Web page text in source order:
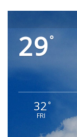
29°
32°
FRI